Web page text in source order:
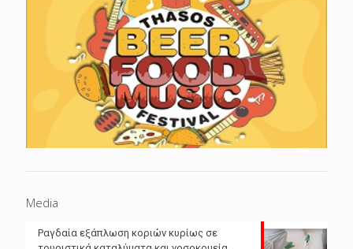
Media
Ραγδαία εξάπλωση κοριών κυρίως σε